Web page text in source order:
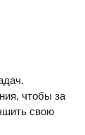
чтобы за
свою